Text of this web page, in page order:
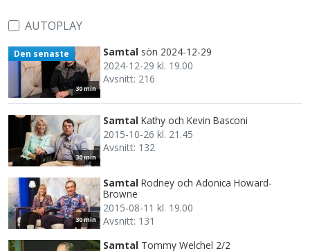
AUTOPLAY
30 min
Den senaste Samtal sön 2024-12-29
2024-12-29 kl. 19.00
Avsnitt: 216
30 min
Samtal Kathy och Kevin Basconi
2015-10-26 kl. 21.45
Avsnitt: 132
30 min
Samtal Rodney och Adonica Howard-
Browne
2015-08-11 kl. 19.00
Avsnitt: 131
Samtal Tommy Welchel 2/2